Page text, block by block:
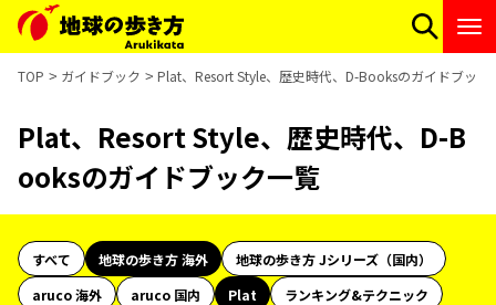
TOP ガイドブック Plat、Resort Style、歴史時代、D-Booksのガイドブック
Plat、Resort Style、歴史時代、D-B
ooksのガイドブック一覧
すべて 地球の歩き方 海外
地球の歩き方 Jシリーズ（国内）
aruco 海外
aruco 国内 Plat
ランキング&テクニック